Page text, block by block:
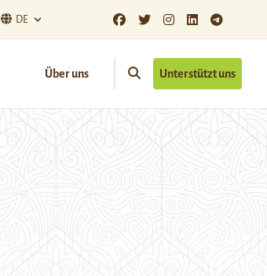
DE
Über uns Unterstützt uns